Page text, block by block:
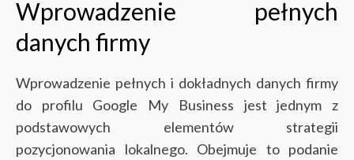
Wprowadzenie pełnych
danych firmy
Wprowadzenie pełnych i dokładnych danych firmy
do profilu Google My Business jest jednym z
podstawowych elementów strategii
pozycjonowania lokalnego. Obejmuje to podanie